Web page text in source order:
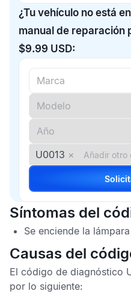
¿Tu vehículo no está
manual de reparación
$9.99 USD:
U0013 ×
Síntomas del
Se enciende la lámpara
Causas del
El código de diagnóstico
por lo siguiente: